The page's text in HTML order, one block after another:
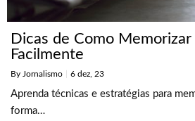
Dicas de Como Memorizar
Facilmente
By Jornalismo 6 dez, 23
Aprenda técnicas e estratégias para
forma…